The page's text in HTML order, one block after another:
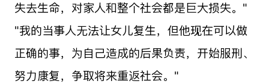
失去生命，对家人和整个社会都是巨大损失。"
"我的当事人无法让女儿复生，但他现在可以做
正确的事，为自己造成的后果负责，开始服刑、
努力康复，争取将来重返社会。"